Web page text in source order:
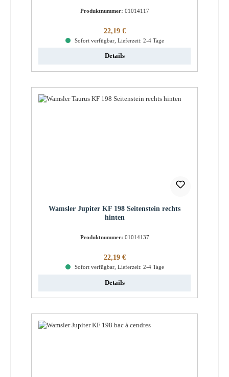
Produktnummer: 01014117
Regulärer Preis:
22,19 €
Sofort verfügbar, Lieferzeit: 2-4 Tage
Details
Wamsler Jupiter KF 198 Seitenstein rechts
hinten
Produktnummer: 01014137
Regulärer Preis:
22,19 €
Sofort verfügbar, Lieferzeit: 2-4 Tage
Details